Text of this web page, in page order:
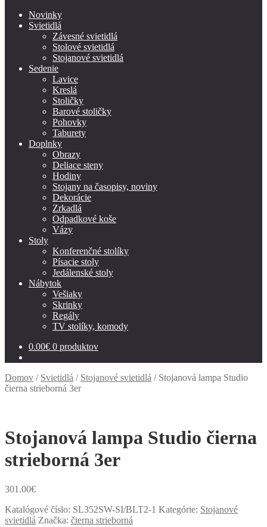
Novinky
Svietidlá
Závesné svietidlá
Stolové svietidlá
Stojanové svietidlá
Sedenie
Lavice
Kreslá
Stoličky
Barové stoličky
Pohovky
Taburety
Doplnky
Obrazy
Deliace steny
Hodiny
Stojany na časopisy, noviny
Dekorácie
Zrkadlá
Odpadkové koše
Vázy
Stoly
Konferenčné stolíky
Písacie stoly
Jedálenské stoly
Nábytok
Vešiaky
Skrinky
Regály
TV stolíky, komody
0.00€ 0 produktov
Domov / Svietidlá / Stojanové svietidlá / Stojanová lampa Studio
čierna strieborná 3er
Stojanová lampa Studio čierna
strieborná 3er
301.00€
Katalógové číslo: SL352SW-SI/BLT2-1 Kategórie: Stojanové
svietidlá Značka: čierna strieborná